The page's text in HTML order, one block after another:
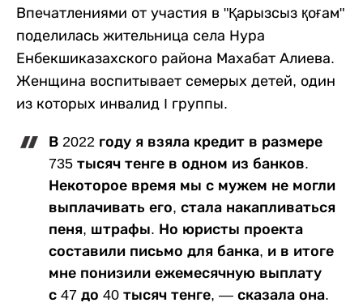
Впечатлениями от участия в "Қарызсыз қоғам"
поделилась жительница села Нура
Енбекшиказахского района Махабат Алиева.
Женщина воспитывает семерых детей, один
из которых инвалид I группы.
В 2022 году я взяла кредит в размере
735 тысяч тенге в одном из банков.
Некоторое время мы с мужем не могли
выплачивать его, стала накапливаться
пеня, штрафы. Но юристы проекта
составили письмо для банка, и в итоге
мне понизили ежемесячную выплату
с 47 до 40 тысяч тенге, — сказала она.